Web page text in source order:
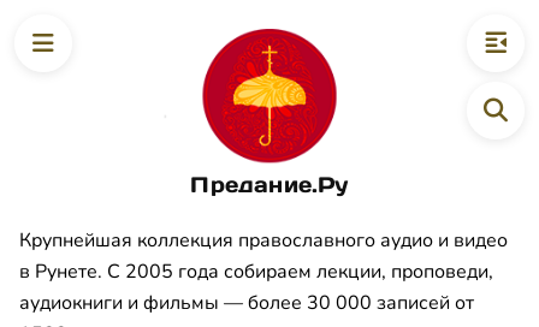
Предание.Ру
Крупнейшая коллекция православного аудио и видео
в Рунете. С 2005 года собираем лекции, проповеди,
аудиокниги и фильмы — более 30 000 записей от